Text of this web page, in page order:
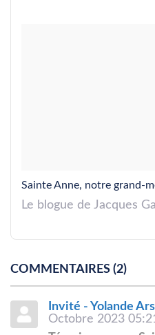
Sainte Anne, notre grand-
Le blogue de Jacques
COMMENTAIRES 2
Invité - Yolande
Octobre 2023